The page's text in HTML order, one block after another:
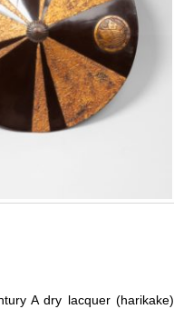
A dry lacquer (harikake)